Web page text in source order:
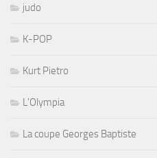
judo
K-POP
Kurt Pietro
L'Olympia
La coupe Georges Baptiste